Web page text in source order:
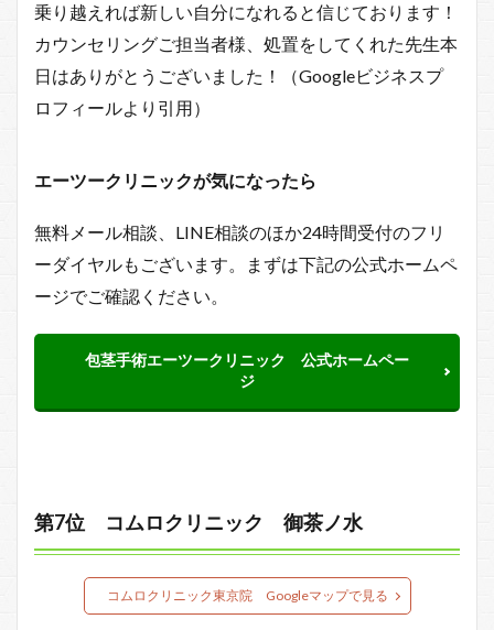
乗り越えれば新しい自分になれると信じております！
カウンセリングご担当者様、処置をしてくれた先生本
日はありがとうございました！（Googleビジネスプ
ロフィールより引用）
エーツークリニックが気になったら
無料メール相談、LINE相談のほか24時間受付のフリ
ーダイヤルもございます。まずは下記の公式ホームペ
ージでご確認ください。
包茎手術エーツークリニック 公式ホームペー
ジ
第7位 コムロクリニック 御茶ノ水
コムロクリニック東京院 Googleマップで見る